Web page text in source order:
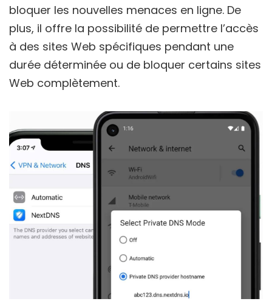
bloquer les nouvelles menaces en ligne. De
plus, il offre la possibilité de permettre l’accès
à des sites Web spécifiques pendant une
durée déterminée ou de bloquer certains sites
Web complètement.